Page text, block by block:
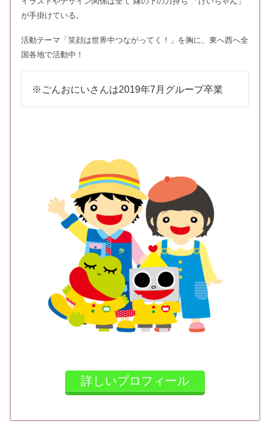
が手掛けている。
活動テーマ「笑顔は世界中つながってく！」を胸に、東へ西へ全
国各地で活動中！
※ごんおにいさんは2019年7月グループ卒業
詳しいプロフィール